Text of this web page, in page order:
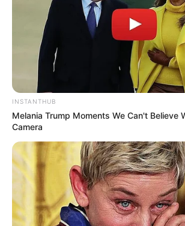
Alejandra Azcarate
semanas del escándalo de la
esposo.
Crédito:
La
Mega
Lea También:La Segura respondió por
INSTANTHUB
Melania Trump Moments We Can't Believe
Camera